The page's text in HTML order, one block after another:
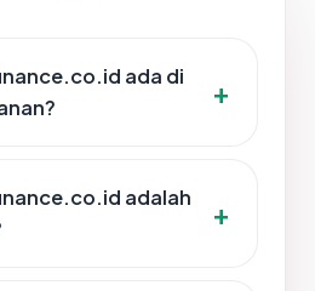
ada di
adalah